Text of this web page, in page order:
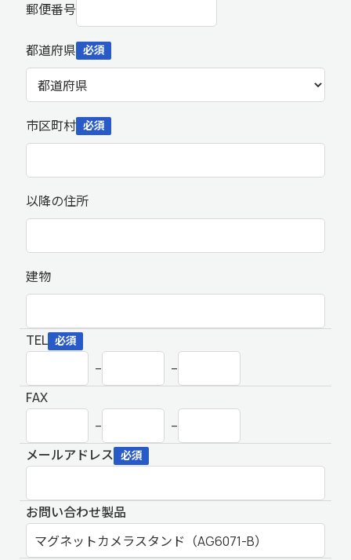
郵便番号
都道府県 必須
市区町村 必須
以降の住所
建物
TEL 必須
–
–
FAX
–
–
メールアドレス 必須
お問い合わせ製品